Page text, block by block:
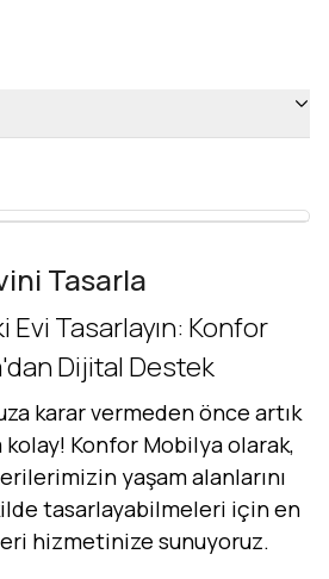
Tasarla
Evi Tasarlayın: Konfor
Dijital Destek
karar vermeden önce artık
Konfor Mobilya olarak,
yaşam alanlarını
tasarlayabilmeleri için en
hizmetinize sunuyoruz.